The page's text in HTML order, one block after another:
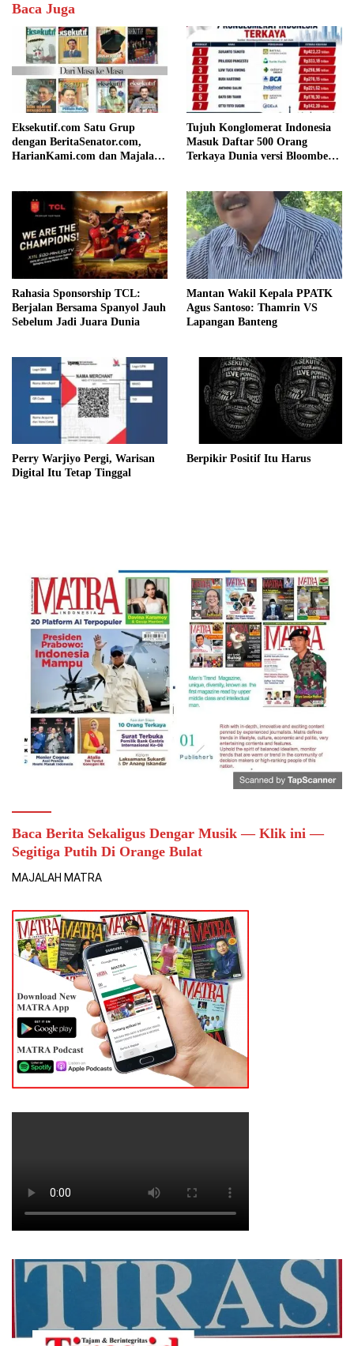
Baca Juga
Eksekutif.com Satu Grup
dengan BeritaSenator.com,
HarianKami.com dan Majalah
Tujuh Konglomerat Indonesia
Masuk Daftar 500 Orang
Terkaya Dunia versi Bloomberg,
Rahasia Sponsorship TCL:
Berjalan Bersama Spanyol Jauh
Sebelum Jadi Juara Dunia
Mantan Wakil Kepala PPATK
Agus Santoso: Thamrin VS
Lapangan Banteng
Perry Warjiyo Pergi, Warisan
Digital Itu Tetap Tinggal
Berpikir Positif Itu Harus
Baca Berita Sekaligus Dengar Musik — Klik ini —
Segitiga Putih Di Orange Bulat
MAJALAH MATRA